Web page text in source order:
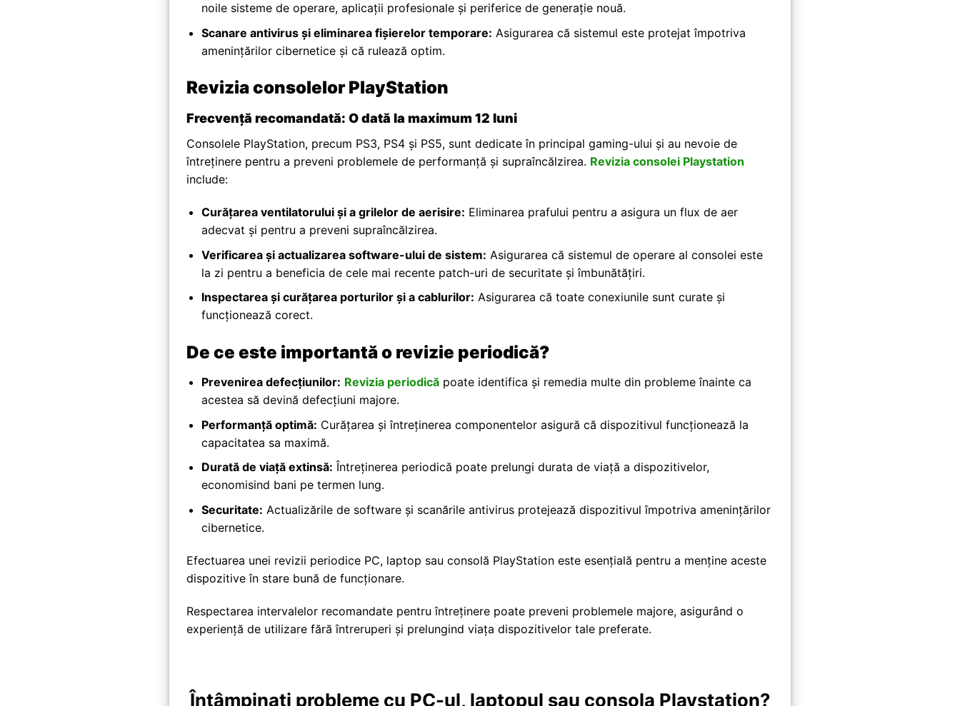
noile sisteme de operare, aplicații profesionale și periferice de generație nouă.
Scanare antivirus și eliminarea fișierelor temporare: Asigurarea că sistemul este protejat împotriva
amenințărilor cibernetice și că rulează optim.
Revizia consolelor PlayStation
Frecvență recomandată: O dată la maximum 12 luni
Consolele PlayStation, precum PS3, PS4 și PS5, sunt dedicate în principal gaming-ului și au nevoie de
întreținere pentru a preveni problemele de performanță și supraîncălzirea. Revizia consolei Playstation
include:
Curățarea ventilatorului și a grilelor de aerisire: Eliminarea prafului pentru a asigura un flux de aer
adecvat și pentru a preveni supraîncălzirea.
Verificarea și actualizarea software-ului de sistem: Asigurarea că sistemul de operare al consolei este
la zi pentru a beneficia de cele mai recente patch-uri de securitate și îmbunătățiri.
Inspectarea și curățarea porturilor și a cablurilor: Asigurarea că toate conexiunile sunt curate și
funcționează corect.
De ce este importantă o revizie periodică?
Prevenirea defecțiunilor: Revizia periodicăpoate identifica și remedia multe din probleme înainte ca
acestea să devină defecțiuni majore.
Performanță optimă: Curățarea și întreținerea componentelor asigură că dispozitivul funcționează la
capacitatea sa maximă.
Durată de viață extinsă: Întreținerea periodică poate prelungi durata de viață a dispozitivelor,
economisind bani pe termen lung.
Securitate: Actualizările de software și scanările antivirus protejează dispozitivul împotriva amenințărilor
cibernetice.
Efectuarea unei revizii periodice PC, laptop sau consolă PlayStation este esențială pentru a menține aceste
dispozitive în stare bună de funcționare.
Respectarea intervalelor recomandate pentru întreținere poate preveni problemele majore, asigurând o
experiență de utilizare fără întreruperi și prelungind viața dispozitivelor tale preferate.
Întâmpinați probleme cu PC-ul, laptopul sau consola Playstation?